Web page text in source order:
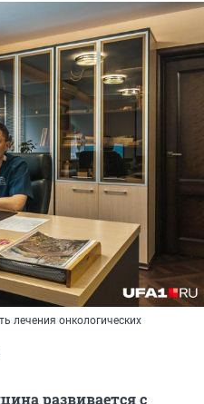
лечения онкологических
развивается с